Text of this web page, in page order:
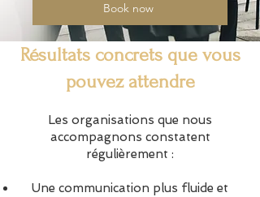
Book now
Résultats concrets que vous
pouvez attendre
Les organisations que nous
accompagnons constatent
régulièrement :
Une communication plus fluide et